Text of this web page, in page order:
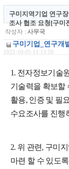
구미지역기업 연구
조사 협조 요청[구미
작성자 : 사무국
구미기업_연구개
2022-10-05 11:13:50
1. 전자정보기술
기술력을 확보할
활용, 인증 및 필
수요조사를 진행
2. 위 관련, 구미
마련 할 수 있도